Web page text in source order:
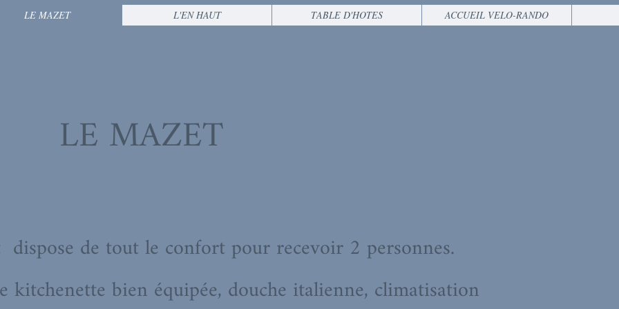
LE MAZET L'EN HAUT TABLE D'HOTES ACCUEIL VELO-RANDO
LE MAZET
de tout le confort pour recevoir 2 personnes.
bien équipée, douche italienne, climatisation